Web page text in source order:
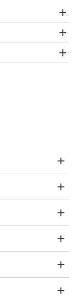
的店鋪合作。
手提包、手提行李